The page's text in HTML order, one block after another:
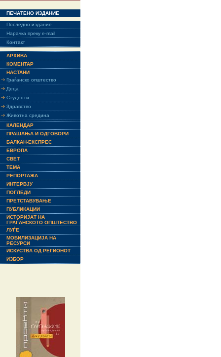
ПЕЧАТЕНО ИЗДАНИЕ
Последно издание
Нарачка преку e-mail
Контакт
АРХИВА
КОМЕНТАР
НАСТАНИ
Граѓанско општество
Деца
Студенти
Здравство
Животна средина
КАЛЕНДАР
ПРАШАЊА И ОДГОВОРИ
БАЛКАН-ЕКСПРЕС
ЕВРОПА
СВЕТ
ТЕМА
РЕПОРТАЖА
ИНТЕРВЈУ
ПОГЛЕДИ
ПРЕТСТАВУВАЊЕ
ПУБЛИКАЦИИ
ИСТОРИЈАТ НА
ГРАЃАНСКОТО ОПШТЕСТВО
ЛУЃЕ
МОБИЛИЗАЦИЈА НА
РЕСУРСИ
ИСКУСТВА ОД РЕГИОНОТ
ИЗБОР